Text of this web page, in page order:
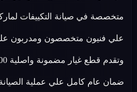
متخصصة في صيانة التكييفات
علي فنيون متخصصون ومدربون
ضمان عام كامل علي عملية